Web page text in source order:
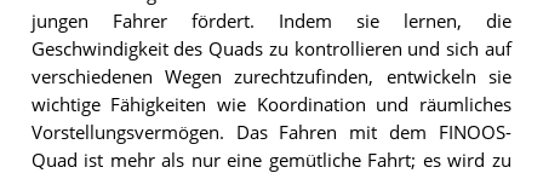
jungen Fahrer fördert. Indem sie lernen, die
Geschwindigkeit des Quads zu kontrollieren und sich auf
verschiedenen Wegen zurechtzufinden, entwickeln sie
wichtige Fähigkeiten wie Koordination und räumliches
Vorstellungsvermögen. Das Fahren mit dem FINOOS-
Quad ist mehr als nur eine gemütliche Fahrt; es wird zu